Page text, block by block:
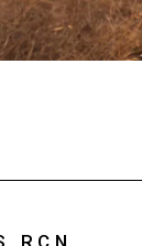
RCN